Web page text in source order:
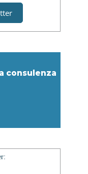
consulenza